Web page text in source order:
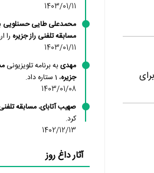
1403/01/11
محمدعلی طایی حسنلویی
مسابقه تلفنی راز جزیره را
1403/01/11
مهدیبه برنامه تلویزیونی
جزیره، 1 ستاره داد.
1403/01/08
صهیب آتابای، مسابقه
کرد.
1402/12/13
آثار داغ روز